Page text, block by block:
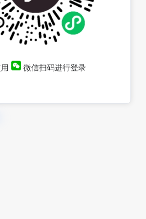
微信扫码进行登录